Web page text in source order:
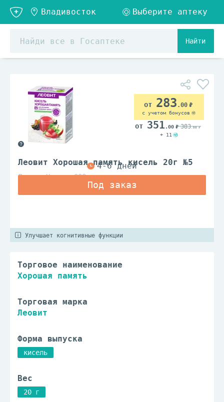
Найти
Леовит Хорошая память кисель 20г №5
Леовит Нутрио ООО
283 .00
с учетом бонусов
351 .00 383.00
+ 11
Улучшает когнитивные функции
Торговое наименование
Хорошая память
Торговая марка
Леовит
Форма выпуска
кисель
Вес
20 г